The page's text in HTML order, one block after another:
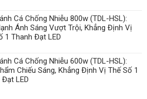
Cá Chống Nhiễu 800w (TDL-HSL):
Ánh Sáng Vượt Trội, Khẳng Định Vị
1 Thanh Đạt LED
Cá Chống Nhiễu 600w (TDL-HSL):
Chiếu Sáng, Khẳng Định Vị Thế Số 1
LED